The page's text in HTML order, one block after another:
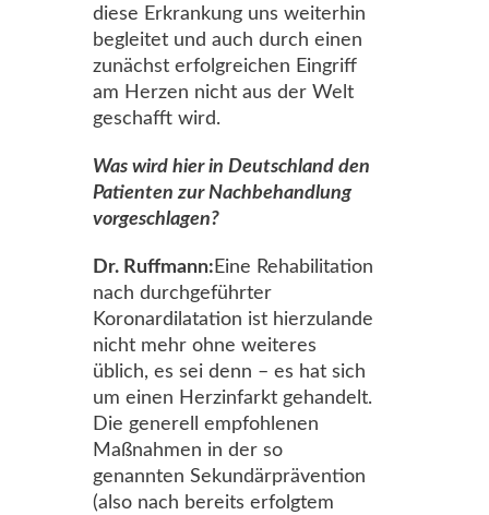
diese Erkrankung uns weiterhin
begleitet und auch durch einen
zunächst erfolgreichen Eingriff
am Herzen nicht aus der Welt
geschafft wird.
Was wird hier in Deutschland den
Patienten zur Nachbehandlung
vorgeschlagen?
Dr. Ruffmann: Eine Rehabilitation
nach durchgeführter
Koronardilatation ist hierzulande
nicht mehr ohne weiteres
üblich, es sei denn – es hat sich
um einen Herzinfarkt gehandelt.
Die generell empfohlenen
Maßnahmen in der so
genannten Sekundärprävention
(also nach bereits erfolgtem